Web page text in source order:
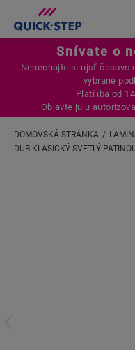
Snívate o
Nenechajte si ujsť časovo
vybrané
Platí iba od
Objavte ju u
DOMOVSKÁ STRÁNKA
DUB KLASICKÝ SVETLÝ